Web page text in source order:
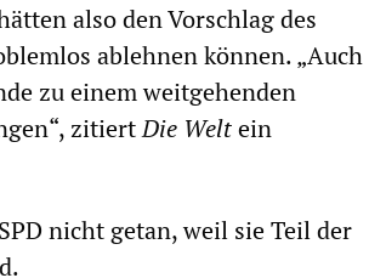
also den Vorschlag des
ablehnen können. „Auch
zu einem weitgehenden
zitiertDie Weltein
nicht getan, weil sie Teil der